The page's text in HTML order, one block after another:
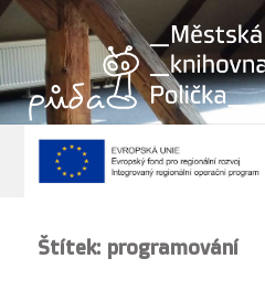
Štítek: programování